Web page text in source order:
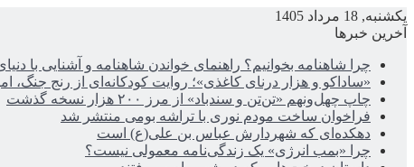
یکشنبه, 18 مرداد 1405
آخرین خبرها
چرا شاهنامه بخوانیم؟ راهنمای خواندن شاهنامه و آشنایی با
«ساداکو و هزار درنای کاغذی»؛ روایت کودکانه‌ای از رنج جنگ،
چاپ چهل‌ونهم «تن‌تن و سندباد» از مرز ۲۰۰ هزار نسخه گذشت
فراخوان ساخت مودم نوری با تراشه بومی منتشر شد
دهکده‌ای که شهردارش عباس بن علی(ع) است
چرا «بمب انرژی» یک زندگی‌نامه معمولی نیست؟